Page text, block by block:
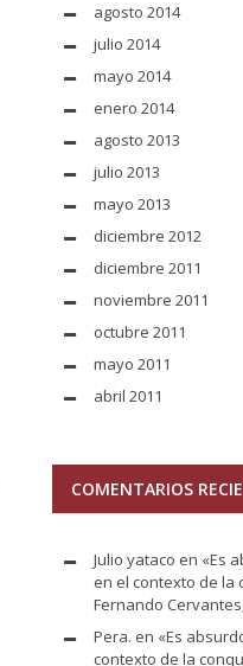
agosto 2014
julio 2014
mayo 2014
enero 2014
agosto 2013
julio 2013
mayo 2013
diciembre 2012
diciembre 2011
noviembre 2011
octubre 2011
mayo 2011
abril 2011
COMENTARIOS
Julio yataco en «Es
en el contexto de la
Fernando
Pera. en «Es
contexto de la